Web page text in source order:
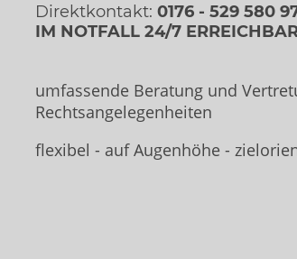
Direktkontakt: 0176 - 529 580
IM NOTFALL 24/7
umfassende Beratung und
Rechtsangelegenheiten
flexibel - auf Augenhöhe -